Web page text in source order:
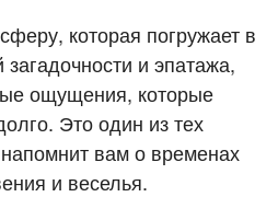
которая погружает в
и эпатажа,
ощущения, которые
Это один из тех
вам о временах
и веселья.